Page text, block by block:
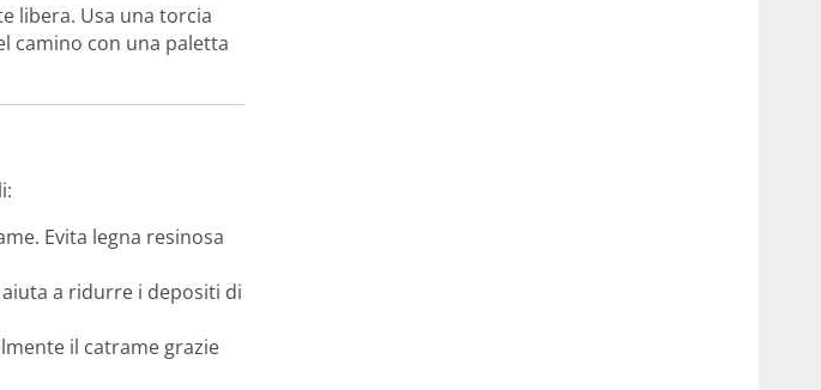
libera. Usa una torcia
camino con una paletta
Evita legna resinosa
a ridurre i depositi di
il catrame grazie